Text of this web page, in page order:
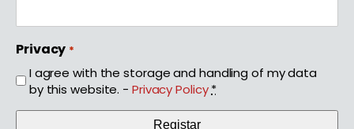
Privacy *
I agree with the storage and handling of my data
by this website. - Privacy Policy *